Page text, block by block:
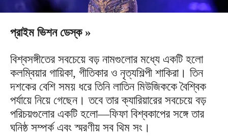
প্রাইম ভিশন ডেস্ক »
বিশ্বসঙ্গীতের সবচেয়ে বড় নামগুলোর মধ্যে একটি হলো
কলম্বিয়ার গায়িকা, গীতিকার ও নৃত্যশিল্পী শাকিরা। তিন
দশকের বেশি সময় ধরে তিনি লাতিন মিউজিককে বৈশ্বিক
পর্যায়ে নিয়ে গেছেন। তবে তার ক্যারিয়ারের সবচেয়ে বড়
পরিচয়গুলোর একটি হলো—ফিফা বিশ্বকাপের সঙ্গে তার
ঘনিষ্ঠ সম্পর্ক এবং স্মরণীয় সব থিম সং।